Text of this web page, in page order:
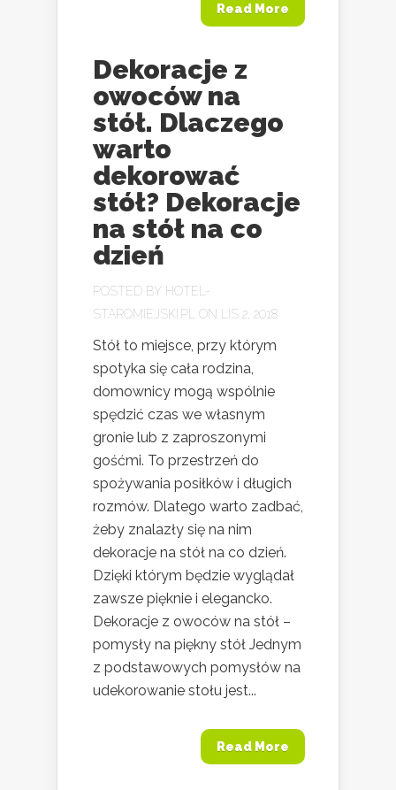
Read More
Dekoracje z
owoców na
stół. Dlaczego
warto
dekorować
stół? Dekoracje
na stół na co
dzień
POSTED BY HOTEL-
STAROMIEJSKI.PL
ON LIS 2, 2018
Stół to miejsce, przy którym
spotyka się cała rodzina,
domownicy mogą wspólnie
spędzić czas we własnym
gronie lub z zaproszonymi
gośćmi. To przestrzeń do
spożywania posiłków i długich
rozmów. Dlatego warto zadbać,
żeby znalazły się na nim
dekoracje na stół na co dzień.
Dzięki którym będzie wyglądał
zawsze pięknie i elegancko.
Dekoracje z owoców na stół –
pomysły na piękny stół Jednym
z podstawowych pomysłów na
udekorowanie stołu jest...
Read More